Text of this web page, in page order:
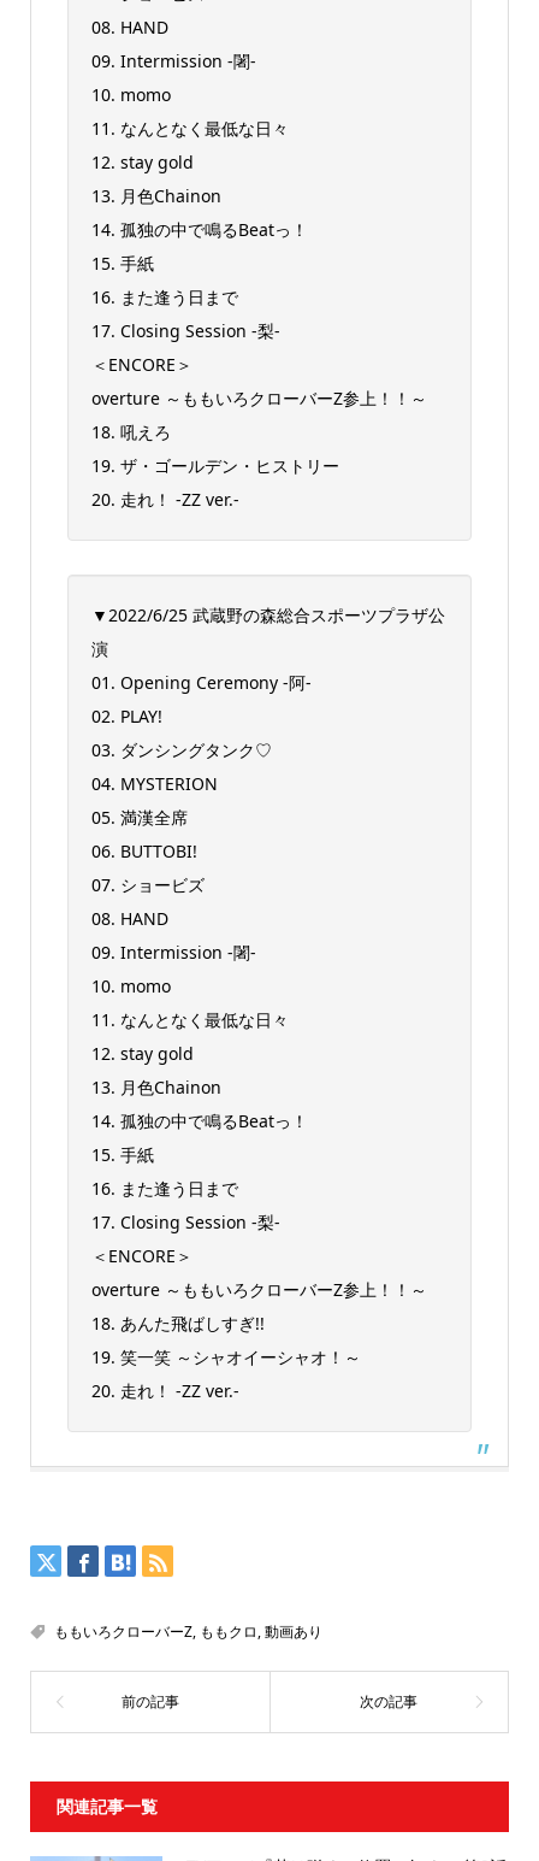
08. HAND
09. Intermission -闍-
10. momo
11. なんとなく最低な日々
12. stay gold
13. 月色Chainon
14. 孤独の中で鳴るBeatっ！
15. 手紙
16. また逢う日まで
17. Closing Session -梨-
＜ENCORE＞
overture ～ももいろクローバーZ参上！！～
18. 吼えろ
19. ザ・ゴールデン・ヒストリー
20. 走れ！ -ZZ ver.-
▼2022/6/25 武蔵野の森総合スポーツプラザ公
演
01. Opening Ceremony -阿-
02. PLAY!
03. ダンシングタンク♡
04. MYSTERION
05. 満漢全席
06. BUTTOBI!
07. ショービズ
08. HAND
09. Intermission -闍-
10. momo
11. なんとなく最低な日々
12. stay gold
13. 月色Chainon
14. 孤独の中で鳴るBeatっ！
15. 手紙
16. また逢う日まで
17. Closing Session -梨-
＜ENCORE＞
overture ～ももいろクローバーZ参上！！～
18. あんた⾶ばしすぎ!!
19. 笑一笑 ～シャオイーシャオ！～
20. 走れ！ -ZZ ver.-
ももいろクローバーZ, ももクロ,動画あり
関連記事一覧